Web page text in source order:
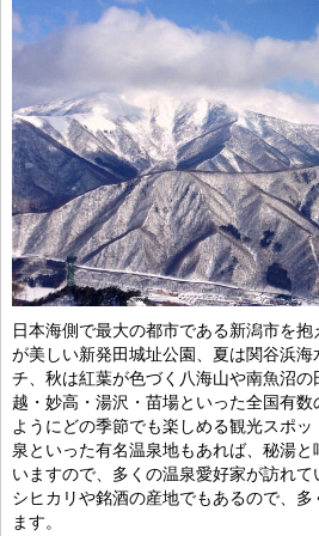
日本海側で最大の都市である新潟市を
が美しい新発田城址公園、夏は関谷浜
チ、秋は紅葉が色づく八海山や南魚沼
越・妙高・湯沢・苗場といった全国有
ようにどの季節でも楽しめる観光スポ
泉といった有名温泉地もあれば、秘湯
いますので、多くの温泉愛好家が訪れ
シヒカリや銘酒の産地でもあるので、
ます。